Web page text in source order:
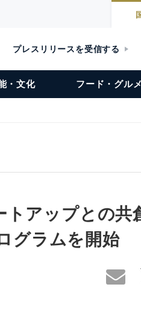
プレスリリースを受信する
・文化 フード・グルメ
アップとの共
グラムを開始